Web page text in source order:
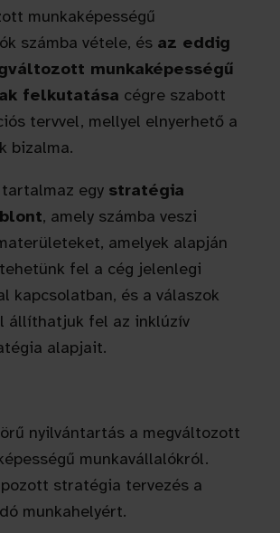
munkaképességű
számba vétele, és az eddig
munkaképességű
felkutatása cégre szabott
tervvel, mellyel elnyerhető a
bizalma.
egy stratégia
, amely számba veszi
amelyek alapján
fel a cég jelenlegi
kapcsolatban, és a válaszok
állíthatjuk fel az inklúzív
alapjait.
nyilvántartás a megváltozott
munkavállalókról.
stratégia tervezés a
munkahelyért.